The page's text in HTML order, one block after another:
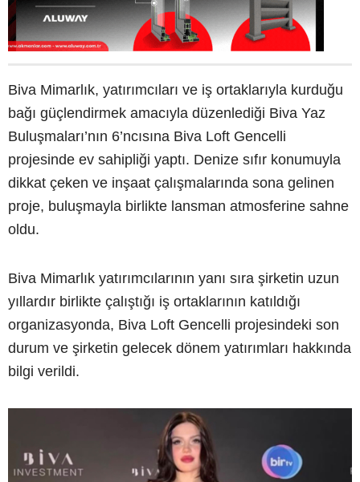
Biva Mimarlık, yatırımcıları ve iş ortaklarıyla kurduğu
bağı güçlendirmek amacıyla düzenlediği Biva Yaz
Buluşmaları’nın 6’ncısına Biva Loft Gencelli
projesinde ev sahipliği yaptı. Denize sıfır konumuyla
dikkat çeken ve inşaat çalışmalarında sona gelinen
proje, buluşmayla birlikte lansman atmosferine sahne
oldu.
Biva Mimarlık yatırımcılarının yanı sıra şirketin uzun
yıllardır birlikte çalıştığı iş ortaklarının katıldığı
organizasyonda, Biva Loft Gencelli projesindeki son
durum ve şirketin gelecek dönem yatırımları hakkında
bilgi verildi.